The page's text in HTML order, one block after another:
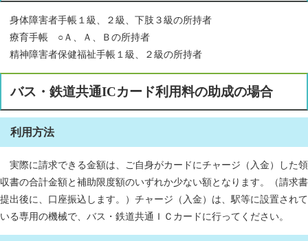
身体障害者手帳１級、２級、下肢３級の所持者
療育手帳 ○Ａ、Ａ、Ｂの所持者
精神障害者保健福祉手帳１級、２級の所持者
バス・鉄道共通ICカード利用料の助成の場合
利用方法
実際に請求できる金額は、ご自身がカードにチャージ（入金）した領
収書の合計金額と補助限度額のいずれか少ない額となります。（請求書
提出後に、口座振込します。）チャージ（入金）は、駅等に設置されて
いる専用の機械で、バス・鉄道共通ＩＣカードに行ってください。